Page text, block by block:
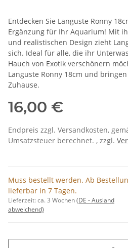
Entdecken Sie Languste Ronny
Ergänzung für Ihr Aquarium! Mit
und realistischen Design zieht
sich. Ideal für alle, die ihr
Hauch von Exotik verschönern
Languste Ronny 18cm und
Zuhause.
16,00 €
Endpreis zzgl. Versandkosten,
Umsatzsteuer berechnet. , zzgl.
Muss bestellt werden. Ab
lieferbar in 7 Tagen.
Lieferzeit:ca. 3 Wochen(DE - Ausland
abweichend)